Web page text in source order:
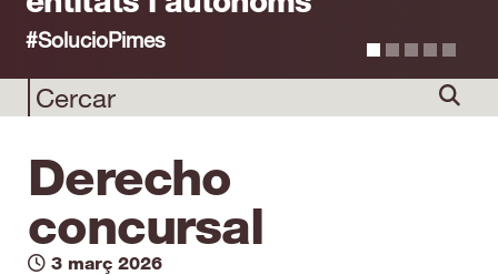
#SolucioPimes
Derecho
concursal
3 març 2026